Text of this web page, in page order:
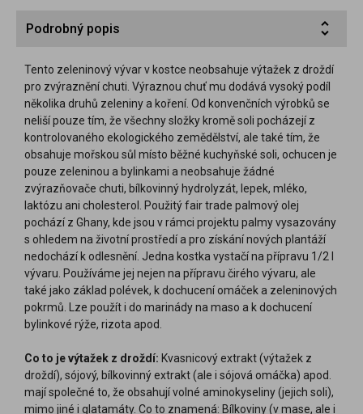
Podrobný popis
Tento zeleninový vývar v kostce neobsahuje výtažek z droždí
pro zvýraznění chuti. Výraznou chuť mu dodává vysoký podíl
několika druhů zeleniny a koření. Od konvenčních výrobků se
neliší pouze tím, že všechny složky kromě soli pocházejí z
kontrolovaného ekologického zemědělství, ale také tím, že
obsahuje mořskou sůl místo běžné kuchyňské soli, ochucen je
pouze zeleninou a bylinkami a neobsahuje žádné
zvýrazňovače chuti, bílkovinný hydrolyzát, lepek, mléko,
laktózu ani cholesterol. Použitý fair trade palmový olej
pochází z Ghany, kde jsou v rámci projektu palmy vysazovány
s ohledem na životní prostředí a pro získání nových plantáží
nedochází k odlesnění. Jedna kostka vystačí na přípravu 1/2 l
vývaru. Používáme jej nejen na přípravu čirého vývaru, ale
také jako základ polévek, k dochucení omáček a zeleninových
pokrmů. Lze použít i do marinády na maso a k dochucení
bylinkové rýže, rizota apod.
Co to je výtažek z droždí: Kvasnicový extrakt (výtažek z
droždí), sójový, bílkovinný extrakt (ale i sójová omáčka) apod.
mají společné to, že obsahují volné aminokyseliny (jejich soli),
mimo jiné i glatamáty. Co to znamená: Bílkoviny (v mase, ale i